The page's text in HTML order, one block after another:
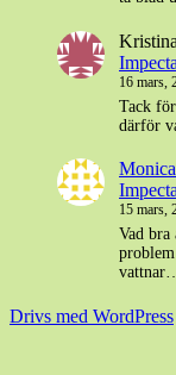
Impecta
16 mars,
Tack
därför
Impecta
15 mars,
Vad
Drivs med WordPress